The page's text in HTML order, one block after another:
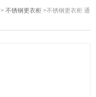
>不锈钢更衣柜 >不锈钢更衣柜 通